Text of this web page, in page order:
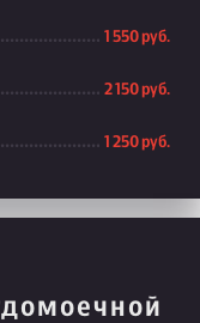
1 550 руб.
2 150 руб.
1 250 руб.